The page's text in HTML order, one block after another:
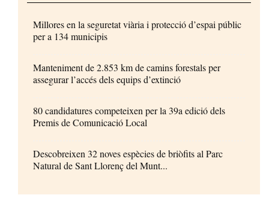
Millores en la seguretat viària i protecció d’espai públic
per a 134 municipis
Manteniment de 2.853 km de camins forestals per
assegurar l’accés dels equips d’extinció
80 candidatures competeixen per la 39a edició dels
Premis de Comunicació Local
Descobreixen 32 noves espècies de briòfits al Parc
Natural de Sant Llorenç del Munt...